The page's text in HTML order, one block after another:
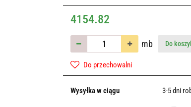
4154.82
mb Do
Do przechowalni
Wysyłka w ciągu 3-5 dni